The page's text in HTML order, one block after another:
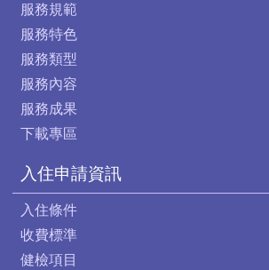
服務規範
服務特色
服務類型
服務內容
服務成果
下載專區
入住申請資訊
入住條件
收費標準
健檢項目